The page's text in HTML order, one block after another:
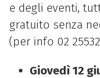
e degli eventi,
gratuito senza
(per info 02
Giovedì 12